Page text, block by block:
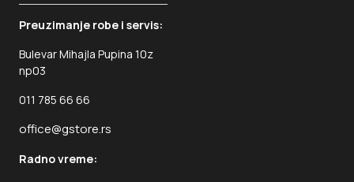
Preuzimanje robe i servis:
Bulevar Mihajla Pupina 10z
np03
011 785 66 66
office@gstore.rs
Radno vreme: